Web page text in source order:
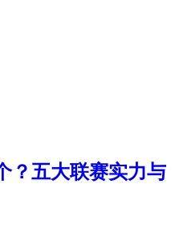
？五大联赛实力与